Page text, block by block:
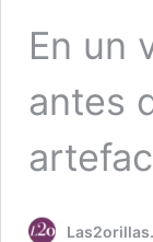
En un
antes